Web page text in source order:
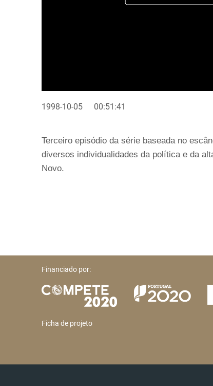
1998-10-05 00:51:41
Terceiro episódio da série baseada no
diversos individualidades da política e da
Novo.
Financiado por:
Ficha de projeto